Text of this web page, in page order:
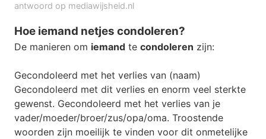
antwoord op mediawijsheid.nl
Hoe iemand netjes condoleren?
De manieren om iemand te condoleren zijn:
Gecondoleerd met het verlies van (naam)
Gecondoleerd met dit verlies en enorm veel sterkte
gewenst. Gecondoleerd met het verlies van je
vader/moeder/broer/zus/opa/oma. Troostende
woorden zijn moeilijk te vinden voor dit onmetelijke